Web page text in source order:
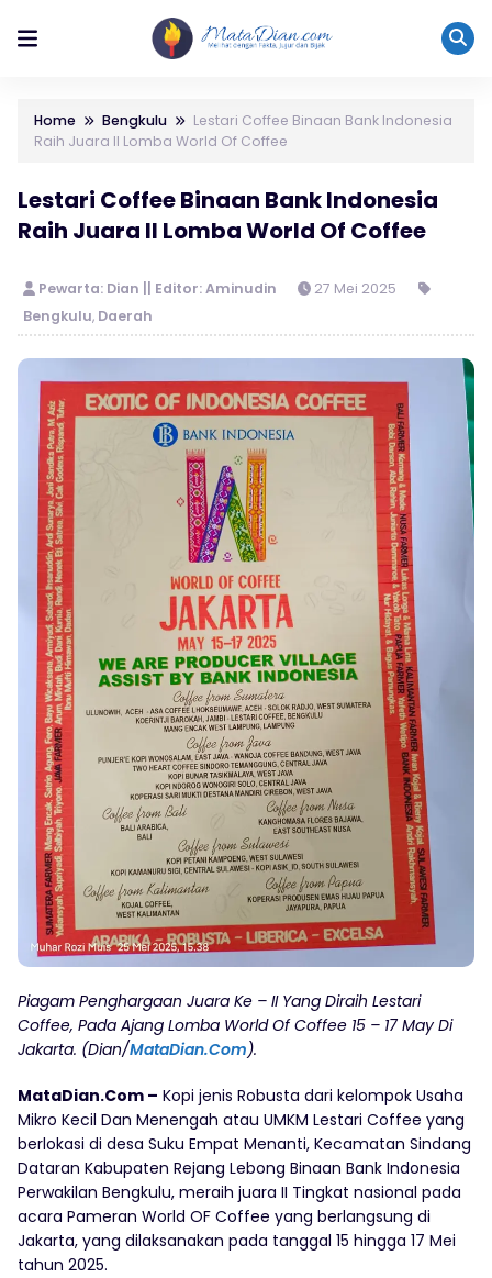
Home Bengkulu
Lestari Coffee Binaan Bank Indonesia
Raih Juara II Lomba World Of Coffee
Lestari Coffee Binaan Bank Indonesia
Raih Juara II Lomba World Of Coffee
Pewarta: Dian || Editor: Aminudin
27 Mei 2025
Bengkulu, Daerah
Piagam Penghargaan Juara Ke – II Yang Diraih Lestari
Coffee, Pada Ajang Lomba World Of Coffee 15 – 17 May Di
Jakarta. (Dian/MataDian.Com).
MataDian.Com – Kopi jenis Robusta dari kelompok Usaha
Mikro Kecil Dan Menengah atau UMKM Lestari Coffee yang
berlokasi di desa Suku Empat Menanti, Kecamatan Sindang
Dataran Kabupaten Rejang Lebong Binaan Bank Indonesia
Perwakilan Bengkulu, meraih juara II Tingkat nasional pada
acara Pameran World OF Coffee yang berlangsung di
Jakarta, yang dilaksanakan pada tanggal 15 hingga 17 Mei
tahun 2025.